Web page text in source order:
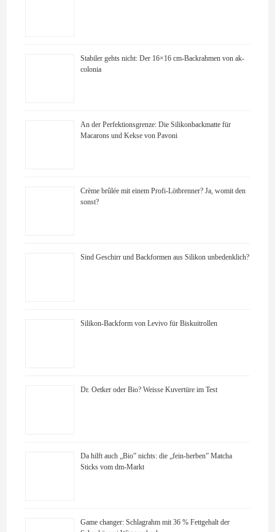
Stabiler gehts nicht: Der 16×16 cm-Backrahmen von ak-
colonia
An der Perfektionsgrenze: Die Silikonbackmatte für
Macarons und Kekse von Pavoni
Crème brûlée mit einem Profi-Lötbrenner? Ja, womit den
sonst?
Sind Geschirr und Backformen aus Silikon unbedenklich?
Silikon-Backform von Levivo für Biskuitrollen
Dr. Oetker oder Bio? Weisse Kuvertüre im Test
Da hilft auch „Bio” nichts: die „fein-herben” Matcha
Sticks vom dm-Markt
Game changer: Schlagrahm mit 36 % Fettgehalt der